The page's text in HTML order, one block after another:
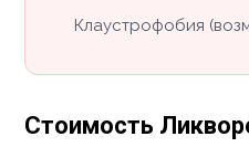
Клаустрофобия
Стоимость